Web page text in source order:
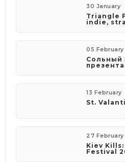
30 January
Triangle
indie,
05 February
Сольный
13 February
St.
27 February
Kiev Kills:
Festival